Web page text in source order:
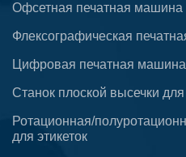
Офсетная печатная машина
Флексографическая
Цифровая печатная машина
Станок плоской высечки для
Ротационная/
для этикеток